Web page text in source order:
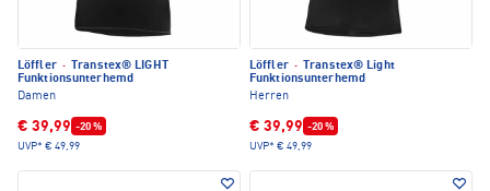
Löffler ·
Transtex® LIGHT
Funktionsunterhemd
Damen
€ 39,99 -20 %
UVP* € 49,99
Löffler ·
Transtex® Light
Funktionsunterhemd
Herren
€ 39,99 -20 %
UVP* € 49,99